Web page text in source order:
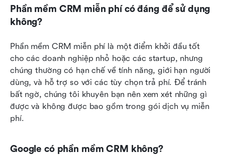
Phần mềm CRM miễn phí có đáng để sử dụng
không?
Phần mềm CRM miễn phí là một điểm khởi đầu tốt
cho các doanh nghiệp nhỏ hoặc các startup, nhưng
chúng thường có hạn chế về tính năng, giới hạn người
dùng, và hỗ trợ so với các tùy chọn trả phí. Để tránh
bất ngờ, chúng tôi khuyên bạn nên xem xét những gì
được và không được bao gồm trong gói dịch vụ miễn
phí.
Google có phần mềm CRM không?